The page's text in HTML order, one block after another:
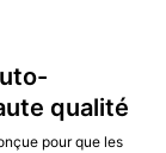
qualité
pour que les